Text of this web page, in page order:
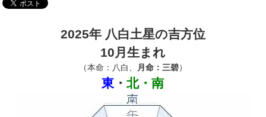
2025年 八白土星の吉方位
10月生まれ
（本命：八白、 月命：三碧）
東 ・北・南